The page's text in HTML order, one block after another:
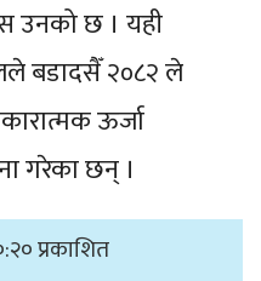
उनको छ । यही
बडादसैँ २०८२ ले
ऊर्जा
गरेका छन् ।
प्रकाशित